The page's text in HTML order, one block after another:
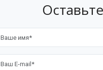
лизинг